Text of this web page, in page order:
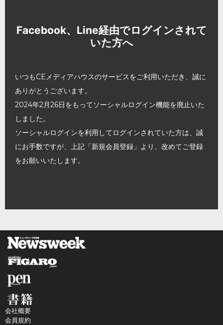
Facebook、Line経由でログインされて
いた方へ
いつもCEメディアハウスのサービスをご利用いただき、誠に
ありがとうございます。
2024年2月26日をもってソーシャルログイン機能を廃止いた
しました。
ソーシャルログインを利用してログインされていた方は、誠
にお手数ですが、上記「新規会員登録」より、改めてご登録
をお願いいたします。
会社概要
会員規約